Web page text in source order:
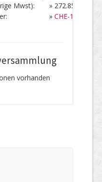
Mwst):
» 272.856
» CHE-
vorhanden